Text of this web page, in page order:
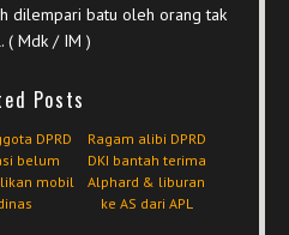
dilempari batu oleh orang tak
( Mdk / IM )
Posts
DPRD
belum
mobil
Ragam alibi DPRD
DKI bantah terima
Alphard & liburan
ke AS dari APL